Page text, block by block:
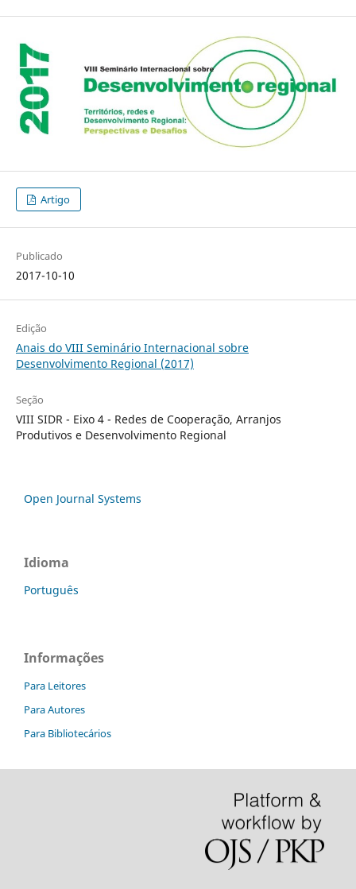
Artigo
Publicado
2017-10-10
Edição
Anais do VIII Seminário Internacional sobre
Desenvolvimento Regional (2017)
Seção
VIII SIDR - Eixo 4 - Redes de Cooperação, Arranjos
Produtivos e Desenvolvimento Regional
Open Journal Systems
Idioma
Português
Informações
Para Leitores
Para Autores
Para Bibliotecários